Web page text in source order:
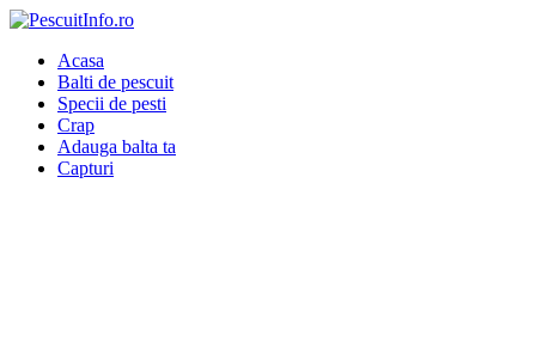
Acasa
Balti de pescuit
Specii de pesti
Crap
Adauga balta ta
Capturi